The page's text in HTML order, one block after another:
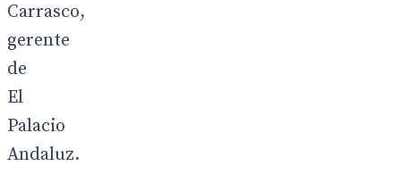
Carrasco,
gerente
de
El
Palacio
Andaluz.